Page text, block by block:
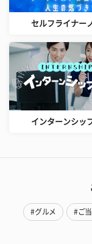
セルフライナー
インターンシッ
#グルメ #ご